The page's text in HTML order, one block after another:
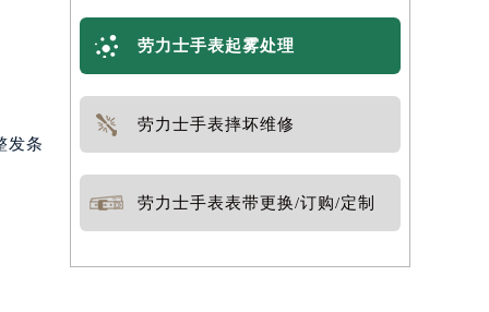
发条
劳力士手表起雾处理
劳力士手表摔坏维修
劳力士手表表带更换/订购/定制